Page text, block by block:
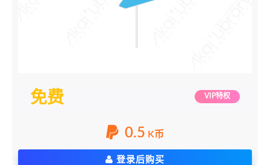
免费 VIP特权
0.5 K币
登录后购买